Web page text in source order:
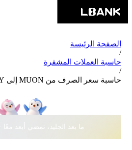
الصفحة الرئيسة
/
حاسبة العملات المشفرة
/
حاسبة سعر الصرف من MUON إلى JPY
ما بعد الجليد، نمضي أبعد معًا · ‎